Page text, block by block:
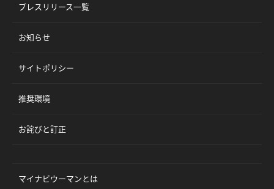
プレスリリース一覧
お知らせ
サイトポリシー
推奨環境
お詫びと訂正
マイナビウーマンとは